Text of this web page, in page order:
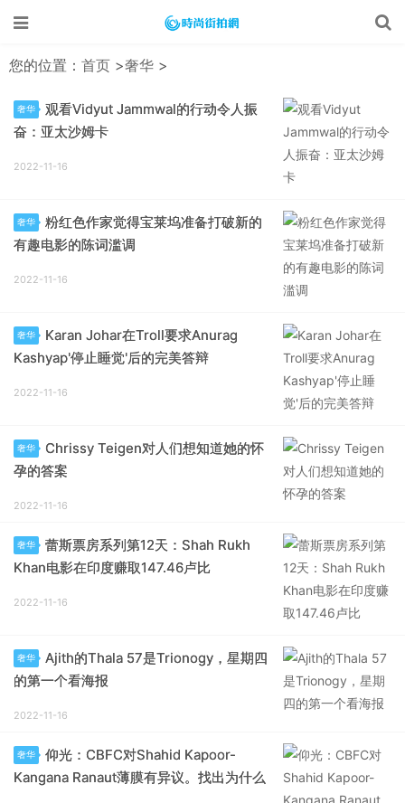
您的位置： 首页 >奢华 >
奢华
观看Vidyut Jammwal的行动令人振
奋：亚太沙姆卡
2022-11-16
奢华
粉红色作家觉得宝莱坞准备打破新的
有趣电影的陈词滥调
2022-11-16
奢华
Karan Johar在Troll要求Anurag
Kashyap'停止睡觉'后的完美答辩
2022-11-16
奢华
Chrissy Teigen对人们想知道她的怀
孕的答案
2022-11-16
奢华
蕾斯票房系列第12天：Shah Rukh
Khan电影在印度赚取147.46卢比
2022-11-16
奢华
Ajith的Thala 57是Trionogy，星期四
的第一个看海报
2022-11-16
奢华
仰光：CBFC对Shahid Kapoor-
Kangana Ranaut薄膜有异议。找出为什么